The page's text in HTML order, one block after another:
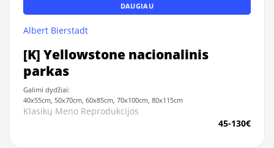
DAUGIAU
Albert Bierstadt
[K] Yellowstone nacionalinis
parkas
Galimi dydžiai:
40x55cm, 50x70cm, 60x85cm, 70x100cm, 80x115cm
Klasikų Meno Reprodukcijos
45-130€